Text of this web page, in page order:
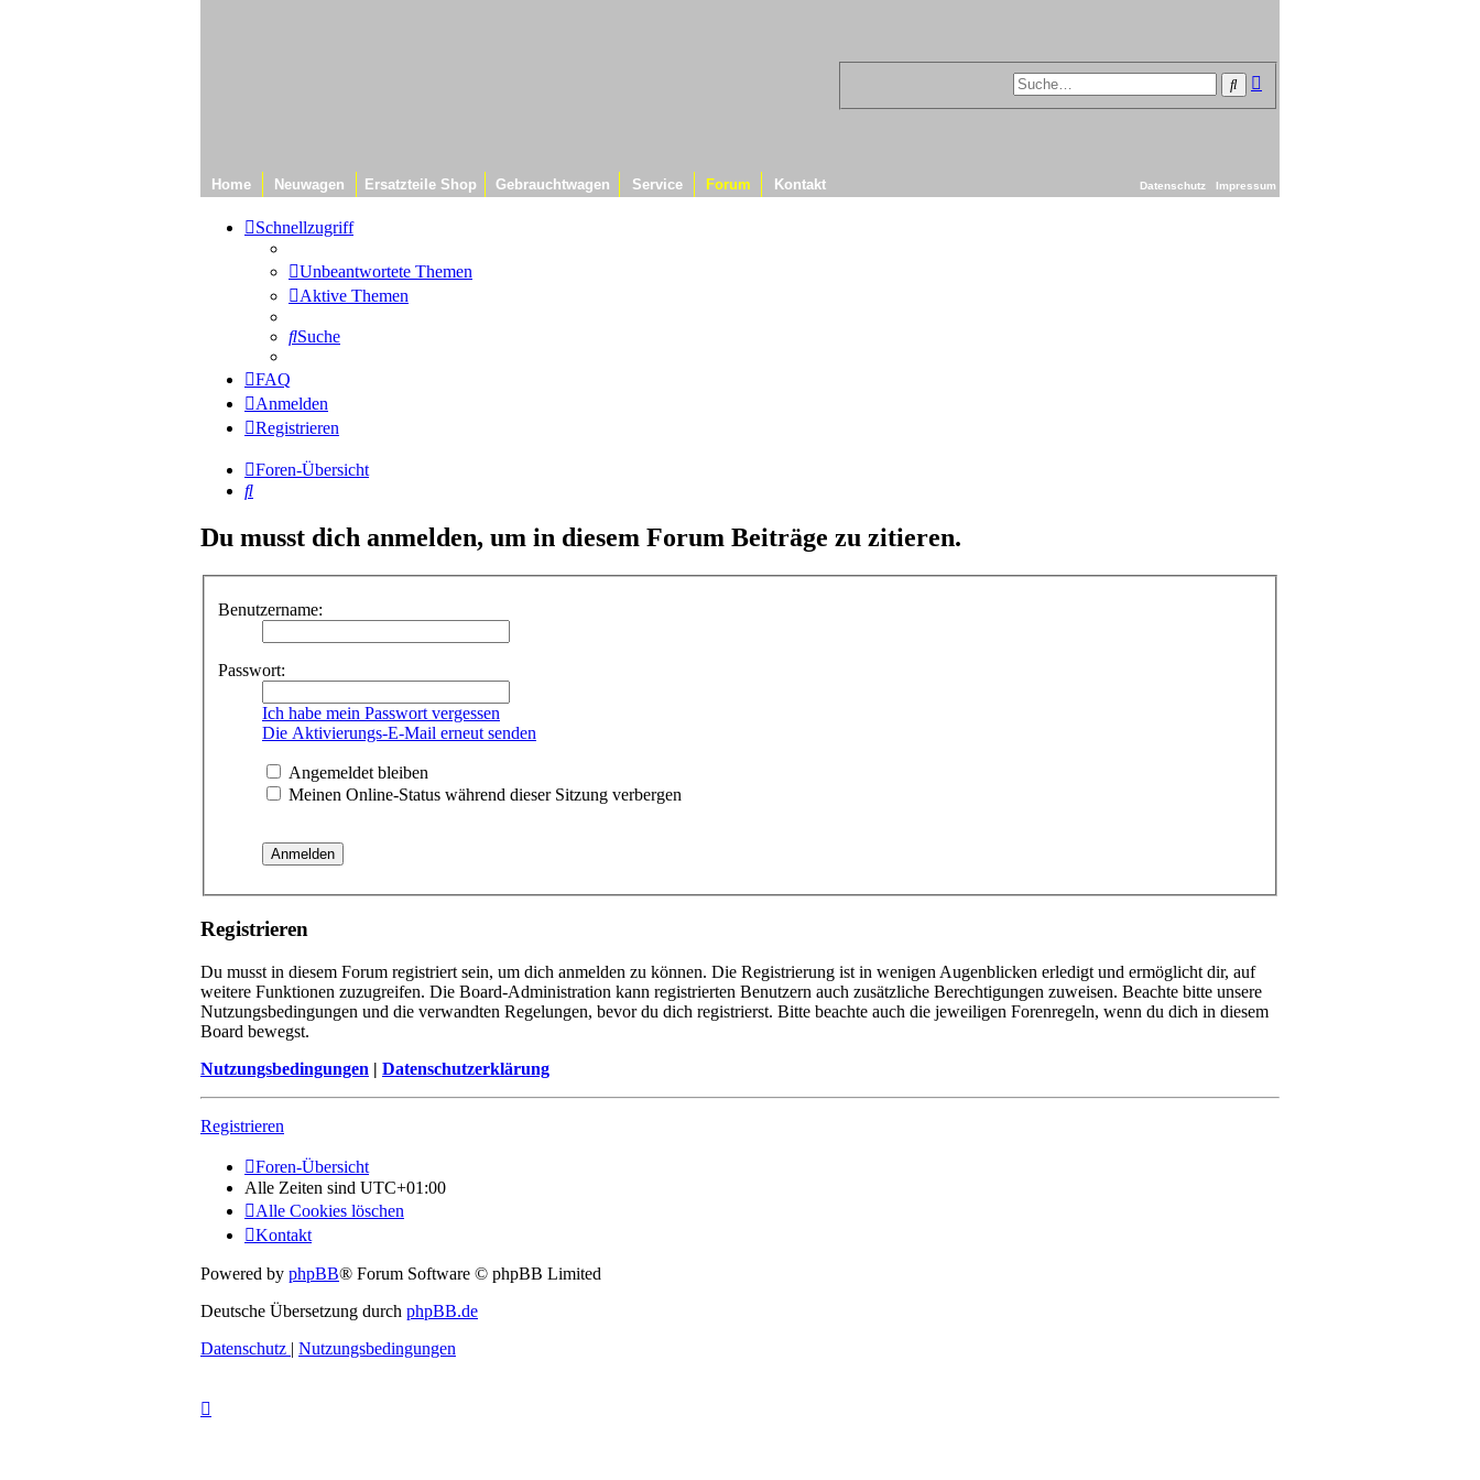
Suche
Home Neuwagen Ersatzteile Shop Gebrauchtwagen Service Forum Kontakt Datenschutz Impressum
Schnellzugriff
Unbeantwortete Themen
Aktive Themen
Suche
FAQ
Anmelden
Registrieren
Foren-Übersicht
Suche
Du musst dich anmelden, um in diesem Forum Beiträge zu zitieren.
Benutzername:
Passwort:
Ich habe mein Passwort vergessen
Die Aktivierungs-E-Mail erneut senden
Angemeldet bleiben
Meinen Online-Status während dieser Sitzung verbergen
Registrieren
Du musst in diesem Forum registriert sein, um dich anmelden zu können. Die Registrierung ist in wenigen Augenblicken erledigt und ermöglicht dir, auf
weitere Funktionen zuzugreifen. Die Board-Administration kann registrierten Benutzern auch zusätzliche Berechtigungen zuweisen. Beachte bitte unsere
Nutzungsbedingungen und die verwandten Regelungen, bevor du dich registrierst. Bitte beachte auch die jeweiligen Forenregeln, wenn du dich in diesem
Board bewegst.
Nutzungsbedingungen | Datenschutzerklärung
Registrieren
Foren-Übersicht
Alle Zeiten sind UTC+01:00
Alle Cookies löschen
Kontakt
Powered by phpBB® Forum Software © phpBB Limited
Deutsche Übersetzung durch phpBB.de
Datenschutz | Nutzungsbedingungen